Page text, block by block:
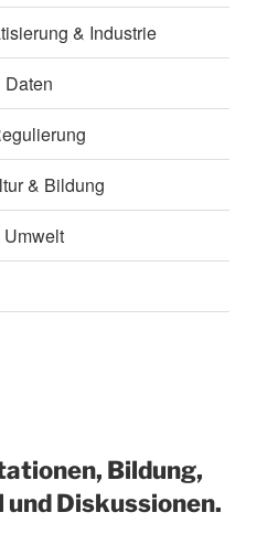
& Industrie
& Bildung
Bildung,
Diskussionen.